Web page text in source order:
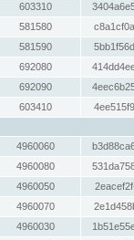
603310
581580
581590
692080
692090
603410
4960060
4960080
4960050
4960070
4960030